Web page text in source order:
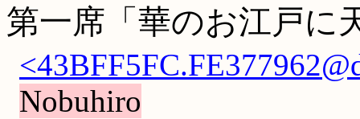
第一席「華のお江戸に
Nobuhiro